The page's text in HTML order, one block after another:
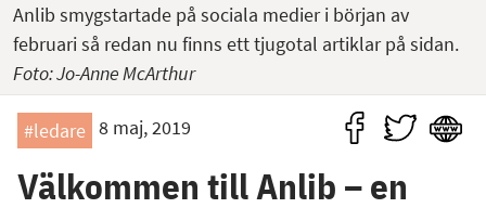
Anlib smygstartade på sociala medier i början av
februari så redan nu finns ett tjugotal artiklar på sidan.
Foto: Jo-Anne McArthur
#ledare 8 maj, 2019
Välkommen till Anlib – en